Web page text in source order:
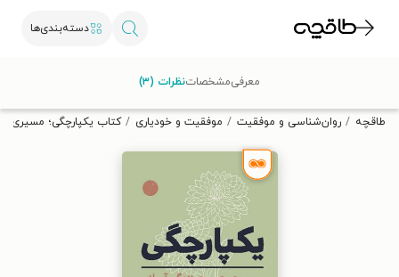
دسته‌بندی‌ها
تخفیف از طاقچه دریافت کن.
طاقچه روان‌شناسی و موفقیت موفقیت و خودیاری کتاب یکپارچگی؛ مسیری
معرفیمشخصاتنظرات (۳)